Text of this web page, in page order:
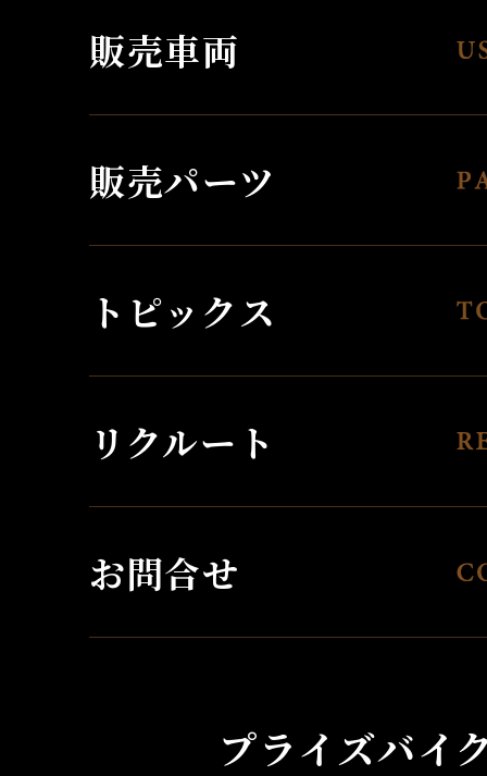
販売車両
販売パーツ
トピックス
リクルート
お問合せ
プライズバイ